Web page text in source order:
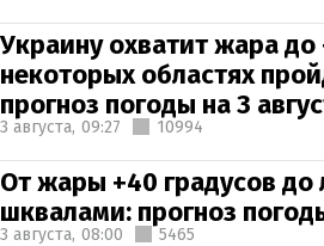
Украину охватит жара до
некоторых областях
прогноз погоды на 3
3 августа, 09:27 10994
От жары +40 градусов до
шквалами: прогноз
3 августа, 08:00 5465